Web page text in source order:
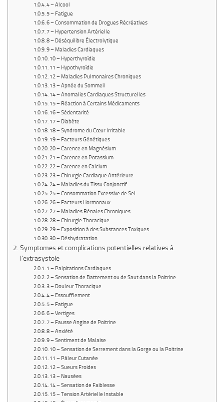
4 – Alcool
5 – Fatigue
6 – Consommation de Drogues Récréatives
7 – Hypertension Artérielle
8 – Déséquilibre Électrolytique
9 – Maladies Cardiaques
10 – Hyperthyroïdie
11 – Hypothyroïdie
12 – Maladies Pulmonaires Chroniques
13 – Apnée du Sommeil
14 – Anomalies Cardiaques Structurelles
15 – Réaction à Certains Médicaments
16 – Sédentarité
17 – Diabète
18 – Syndrome du Cœur Irritable
19 – Facteurs Génétiques
20 – Carence en Magnésium
21 – Carence en Potassium
22 – Carence en Calcium
23 – Chirurgie Cardiaque Antérieure
24 – Maladies du Tissu Conjonctif
25 – Consommation Excessive de Sel
26 – Facteurs Hormonaux
27 – Maladies Rénales Chroniques
28 – Chirurgie Thoracique
29 – Exposition à des Substances Toxiques
30 – Déshydratation
Symptomes et complications potentielles relatives à
l’extrasystole
1 – Palpitations Cardiaques
2 – Sensation de Battement ou de Saut dans la Poitrine
3 – Douleur Thoracique
4 – Essoufflement
5 – Fatigue
6 – Vertiges
7 – Fausse Angine de Poitrine
8 – Anxiété
9 – Sentiment de Malaise
10 – Sensation de Serrement dans la Gorge ou la Poitrine
11 – Pâleur Cutanée
12 – Sueurs Froides
13 – Nausées
14 – Sensation de Faiblesse
15 – Tension Artérielle Instable